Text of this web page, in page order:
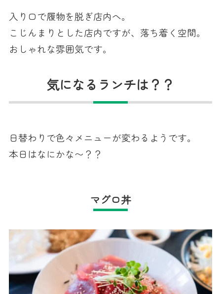
入り口で履物を脱ぎ店内へ。
こじんまりとした店内ですが、落ち着く空間。
おしゃれな雰囲気です。
気になるランチは？？
日替わりで色々メニューが変わるようです。
本日はなにかな〜？？
マグロ丼